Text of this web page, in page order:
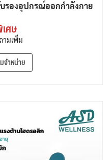
รองอุปกรณ์ออกกำลังกาย
ศษ
ามเพิ่ม
ำหน่าย